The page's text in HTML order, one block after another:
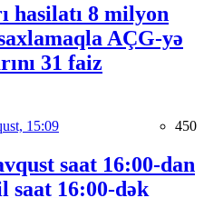
hasilatı 8 milyon
AÇG-yə
31 faiz
15:09 450
saat 16:00-dan
saat 16:00-dək